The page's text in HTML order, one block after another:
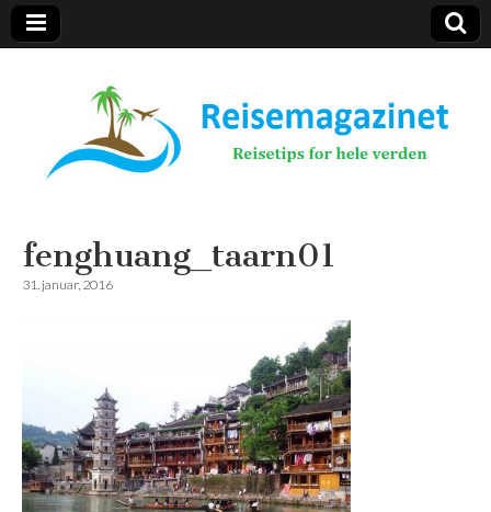
Reisemagazinet
fenghuang_taarn01
31. januar, 2016